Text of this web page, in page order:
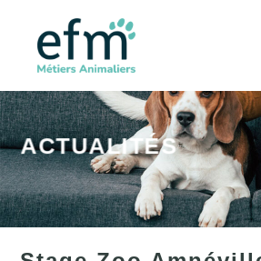
ACTUALITÉS